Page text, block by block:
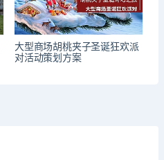
大型商场胡桃夹子圣诞狂欢派
对活动策划方案